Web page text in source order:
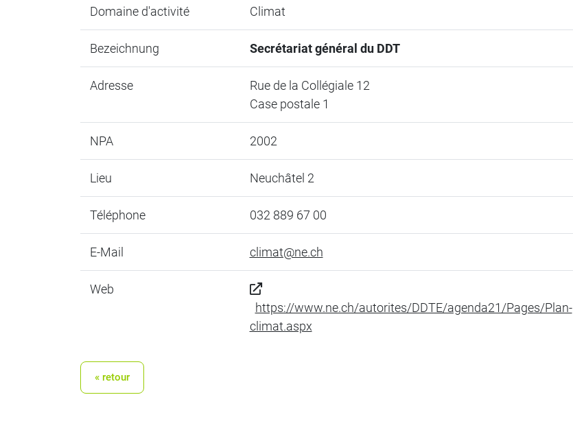
Domaine d'activité Climat
Bezeichnung Secrétariat général du DDT
Adresse
Rue de la Collégiale 12
Case postale 1
NPA 2002
Lieu Neuchâtel 2
Téléphone 032 889 67 00
E-Mail climat@ne.ch
Web
https://www.ne.ch/autorites/DDTE/agenda21/Pages/Plan-
climat.aspx
« retour